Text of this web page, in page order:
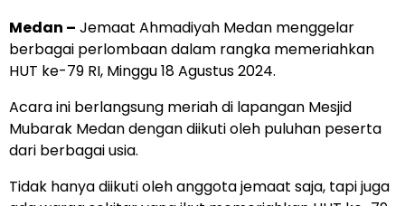
Medan – Jemaat Ahmadiyah Medan menggelar
berbagai perlombaan dalam rangka memeriahkan
HUT ke-79 RI, Minggu 18 Agustus 2024.
Acara ini berlangsung meriah di lapangan Mesjid
Mubarak Medan dengan diikuti oleh puluhan peserta
dari berbagai usia.
Tidak hanya diikuti oleh anggota jemaat saja, tapi juga